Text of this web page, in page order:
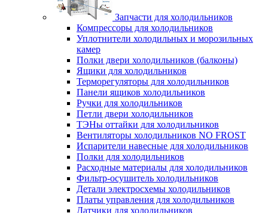
Запчасти для холодильников
Компрессоры для холодильников
Уплотнители холодильных и морозильных
камер
Полки двери холодильников (балконы)
Ящики для холодильников
Терморегуляторы для холодильников
Панели ящиков холодильников
Ручки для холодильников
Петли двери холодильников
ТЭНы оттайки для холодильников
Вентиляторы холодильников NO FROST
Испарители навесные для холодильников
Полки для холодильников
Расходные материалы для холодильников
Фильтр-осушитель холодильников
Детали электросхемы холодильников
Платы управления для холодильников
Датчики для холодильников